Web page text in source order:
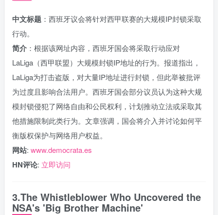
中文标题 ：西班牙议会将针对西甲联赛的大规模IP封锁采取
行动。
简介 ：根据该网址内容，西班牙国会将采取行动应对
LaLiga（西甲联盟）大规模封锁IP地址的行为。报道指出，
LaLiga为打击盗版，对大量IP地址进行封锁，但此举被批评
为过度且影响合法用户。西班牙国会部分议员认为这种大规
模封锁侵犯了网络自由和公民权利，计划推动立法或采取其
他措施限制此类行为。文章强调，国会将介入并讨论如何平
衡版权保护与网络用户权益。
网站: www.democrata.es
HN评论: 立即访问
3.The Whistleblower Who Uncovered the
NSA's 'Big Brother Machine'